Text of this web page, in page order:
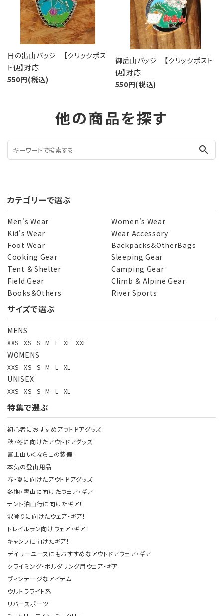
日の出山バッジ 【クリックポス
ト便】対応
550円(税込)
御岳山バッジ 【クリックポスト
便】対応
550円(税込)
他の商品を探す
search
カテゴリーで選ぶ
Men's Wear
Women's Wear
Kid's Wear
Wear Accessory
Foot Wear
Backpacks＆OtherBags
Cooking Gear
Sleeping Gear
Tent ＆ Shelter
Camping Gear
Field Gear
Climb ＆ Alpine Gear
Books＆Others
River Sports
サイズで選ぶ
MENS
XXS XS S M L XL XXL
WOMENS
XXS XS S M L XL
UNISEX
XXS XS S M L XL
特集で選ぶ
初心者におすすめアウトドアグッズ
秋・冬に向けたアウトドアグッズ
富士山いくならこの装備
本気の登山用品
春・夏に向けたアウトドアグッズ
冬期・雪山に向けたウェア・ギア
テント泊山行に向けたギア！
沢登りに向けたウェア・ギア！
トレイルラン向けウェア・ギア！
キャンプに向けたギア！
デイリーユースにもおすすめなアウトドアウェア・ギア
クライミング・ボルダリング用ウェア・ギア
ヴィンテージなアイテム
ウルトラライト系
リバースポーツ